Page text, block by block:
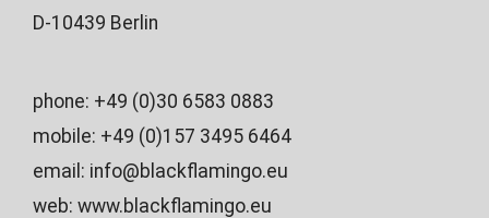
D-10439 Berlin
phone: +49 (0)30 6583 0883
mobile: +49 (0)157 3495 6464
email: info@blackflamingo.eu
web: www.blackflamingo.eu